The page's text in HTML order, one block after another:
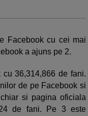
Facebook cu cei mai
a ajuns pe 2.
36,314,866 de fani.
de pe Facebook si
si pagina oficiala
de fani. Pe 3 este